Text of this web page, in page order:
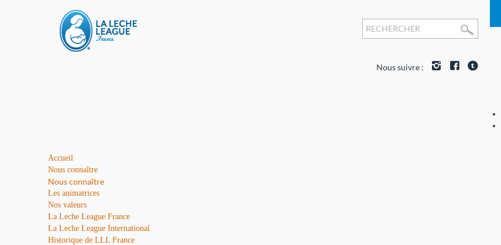
Nous suivre :
Accueil
Nous connaître
Nous connaître
Les animatrices
Nos valeurs
La Leche League France
La Leche League International
Historique de LLL France